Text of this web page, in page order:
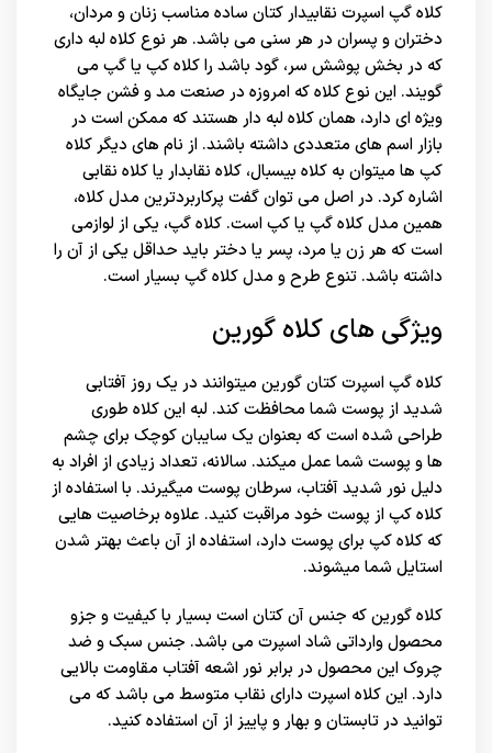
کلاه گپ اسپرت نقابیدار کتان ساده مناسب زنان و مردان،
دختران و پسران در هر سنی می باشد. هر نوع کلاه لبه داری
که در بخش پوشش سر، گود باشد را کلاه کپ یا گپ می
گویند. این نوع کلاه که امروزه در صنعت مد و فشن جایگاه
ویژه ای دارد، همان کلاه لبه دار هستند که ممکن است در
بازار اسم های متعددی داشته باشند. از نام های دیگر کلاه
کپ ها میتوان به کلاه بیسبال، کلاه نقابدار یا کلاه نقابی
اشاره کرد. در اصل می توان گفت پرکاربردترین مدل کلاه،
همین مدل کلاه گپ یا کپ است. کلاه گپ، یکی از لوازمی
است که هر زن یا مرد، پسر یا دختر باید حداقل یکی از آن را
داشته باشد. تنوع طرح و مدل کلاه گپ بسیار است.
ویژگی های کلاه گورین
کلاه گپ اسپرت کتان گورین میتوانند در یک روز آفتابی
شدید از پوست شما محافظت کند. لبه این کلاه طوری
طراحی شده است که بعنوان یک سایبان کوچک برای چشم
ها و پوست شما عمل میکند. سالانه، تعداد زیادی از افراد به
دلیل نور شدید آفتاب، سرطان پوست میگیرند. با استفاده از
کلاه کپ از پوست خود مراقبت کنید. علاوه برخاصیت هایی
که کلاه کپ برای پوست دارد، استفاده از آن باعث بهتر شدن
استایل شما میشوند.
کلاه گورین که جنس آن کتان است بسیار با کیفیت و جزو
محصول وارداتی شاد اسپرت می باشد. جنس سبک و ضد
چروک این محصول در برابر نور اشعه آفتاب مقاومت بالایی
دارد. این کلاه اسپرت دارای نقاب متوسط می باشد که می
توانید در تابستان و بهار و پاییز از آن استفاده کنید.